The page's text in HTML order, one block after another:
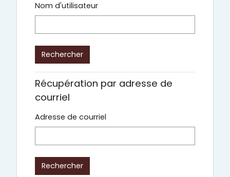
Nom d'utilisateur
Récupération par adresse de
courriel
Adresse de courriel